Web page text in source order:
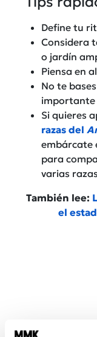
Define tu
Considera
o jardín
Piensa en
No te
importante
Si quieres
razas del
embárcate
para
varias
También lee:
el